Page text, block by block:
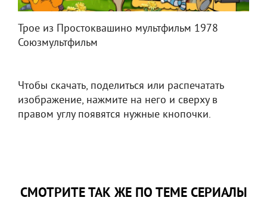
Трое из Простоквашино мультфильм 1978
Союзмультфильм
Чтобы скачать, поделиться или распечатать
изображение, нажмите на него и сверху в
правом углу появятся нужные кнопочки.
СМОТРИТЕ ТАК ЖЕ ПО ТЕМЕ СЕРИАЛЫ